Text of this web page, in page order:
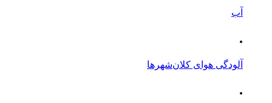
آب
.
آلودگی هوای کلان‌شهرها
.